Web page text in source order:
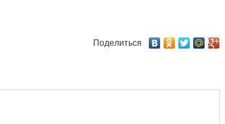
Поделиться